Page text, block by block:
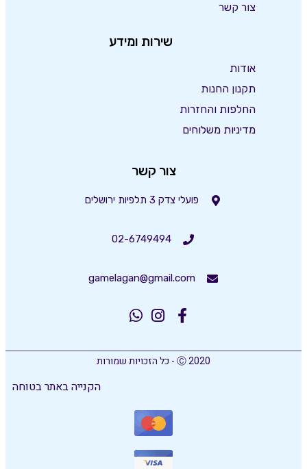
צור קשר
שירות ומידע
אודות
תקנון החנות
החלפות והחזרות
מדיניות משלוחים
צור קשר
פועלי צדק 3 תלפיות ירושלים
02-6749494
gamelagan@gmail.com
Ⓒ 2020 - כל הזכויות שמורות
הקנייה באתר בטוחה